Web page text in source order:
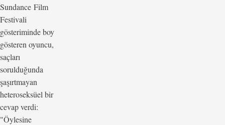
Sundance Film
Festivali
gösteriminde boy
gösteren oyuncu,
saçları
sorulduğunda
şaşırtmayan
heteroseksüel bir
cevap verdi:
"Öylesine